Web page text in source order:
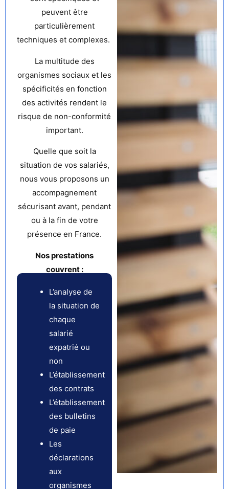
peuvent être
particulièrement
techniques et complexes.
La multitude des
organismes sociaux et les
spécificités en fonction
des activités rendent le
risque de non-conformité
important.
Quelle que soit la
situation de vos salariés,
nous vous proposons un
accompagnement
sécurisant avant, pendant
ou à la fin de votre
présence en France.
Nos prestations
couvrent :
L’analyse de
la situation de
chaque
salarié
expatrié ou
non
L’établissement
des contrats
L’établissement
des bulletins
de paie
Les
déclarations
aux
organismes